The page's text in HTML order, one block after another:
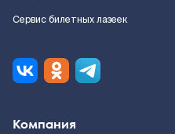
Сервис билетных лазеек
Компания